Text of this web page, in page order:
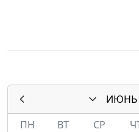
ИЮНЬ
ПН
ВТ СР